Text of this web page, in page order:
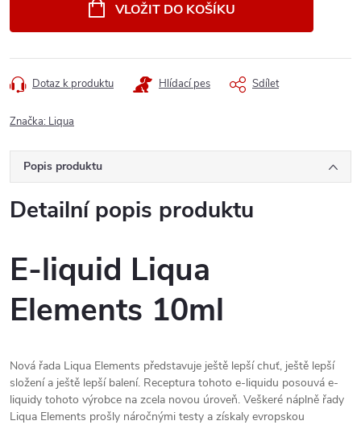
VLOŽIT DO KOŠÍKU
Dotaz k produktu Hlídací pes Sdílet
Značka: Liqua
Popis produktu
Detailní popis produktu
E-liquid Liqua
Elements 10ml
Nová řada Liqua Elements představuje ještě lepší chuť, ještě lepší
složení a ještě lepší balení. Receptura tohoto e-liquidu posouvá e-
liquidy tohoto výrobce na zcela novou úroveň. Veškeré náplně řady
Liqua Elements prošly náročnými testy a získaly evropskou